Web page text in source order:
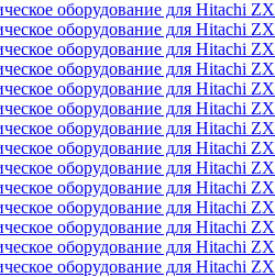
оборудование для Hitachi
оборудование для Hitachi
оборудование для Hitachi
оборудование для Hitachi
оборудование для Hitachi
оборудование для Hitachi
оборудование для Hitachi
оборудование для Hitachi
оборудование для Hitachi
оборудование для Hitachi
оборудование для Hitachi
оборудование для Hitachi
оборудование для Hitachi
оборудование для Hitachi